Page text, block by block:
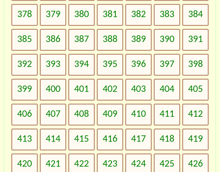
378 379 380 381 382 383 384
385 386 387 388 389 390 391
392 393 394 395 396 397 398
399 400 401 402 403 404 405
406 407 408 409 410 411 412
413 414 415 416 417 418 419
420 421 422 423 424 425 426